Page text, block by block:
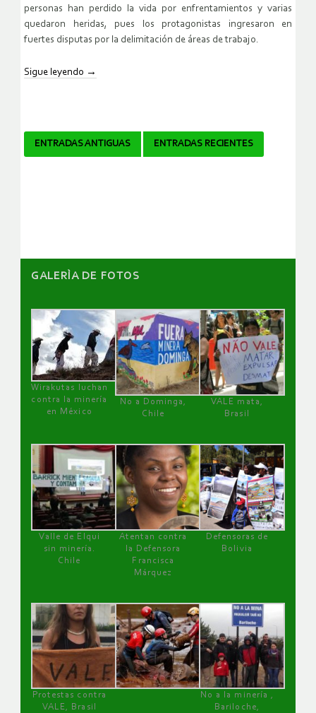
personas han perdido la vida por enfrentamientos y varias
quedaron heridas, pues los protagonistas ingresaron en
fuertes disputas por la delimitación de áreas de trabajo.
Sigue leyendo →
Navegador
ENTRADAS ANTIGUAS ENTRADAS RECIENTES
GALERÌA DE FOTOS
Wirakutas luchan
contra la minería
en México
No a Dominga,
Chile
VALE mata,
Brasil
Valle de Elqui
sin minería.
Chile
Atentan contra
la Defensora
Francisca
Márquez
Defensoras de
Bolivia
Protestas contra
VALE, Brasil
No a la minería ,
Bariloche,